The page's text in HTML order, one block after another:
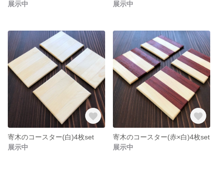
展示中 展示中
寄木のコースター(白)4枚set
展示中
寄木のコースター(赤×白)4枚set
展示中